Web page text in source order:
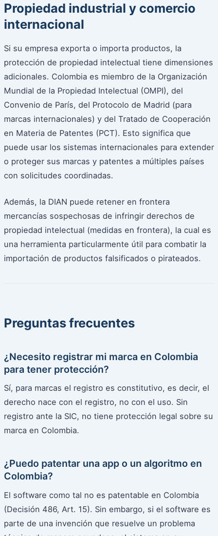
Propiedad industrial y comercio
internacional
Si su empresa exporta o importa productos, la
protección de propiedad intelectual tiene dimensiones
adicionales. Colombia es miembro de la Organización
Mundial de la Propiedad Intelectual (OMPI), del
Convenio de París, del Protocolo de Madrid (para
marcas internacionales) y del Tratado de Cooperación
en Materia de Patentes (PCT). Esto significa que
puede usar los sistemas internacionales para extender
o proteger sus marcas y patentes a múltiples países
con solicitudes coordinadas.
Además, la DIAN puede retener en frontera
mercancías sospechosas de infringir derechos de
propiedad intelectual (medidas en frontera), la cual es
una herramienta particularmente útil para combatir la
importación de productos falsificados o pirateados.
Preguntas frecuentes
¿Necesito registrar mi marca en Colombia
para tener protección?
Sí, para marcas el registro es constitutivo, es decir, el
derecho nace con el registro, no con el uso. Sin
registro ante la SIC, no tiene protección legal sobre su
marca en Colombia.
¿Puedo patentar una app o un algoritmo en
Colombia?
El software como tal no es patentable en Colombia
(Decisión 486, Art. 15). Sin embargo, si el software es
parte de una invención que resuelve un problema